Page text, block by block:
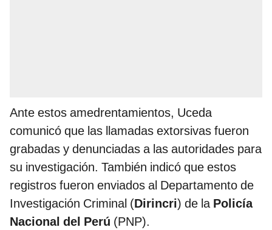
Ante estos amedrentamientos, Uceda
comunicó que las llamadas extorsivas fueron
grabadas y denunciadas a las autoridades para
su investigación. También indicó que estos
registros fueron enviados al Departamento de
Investigación Criminal (Dirincri) de la Policía
Nacional del Perú (PNP).